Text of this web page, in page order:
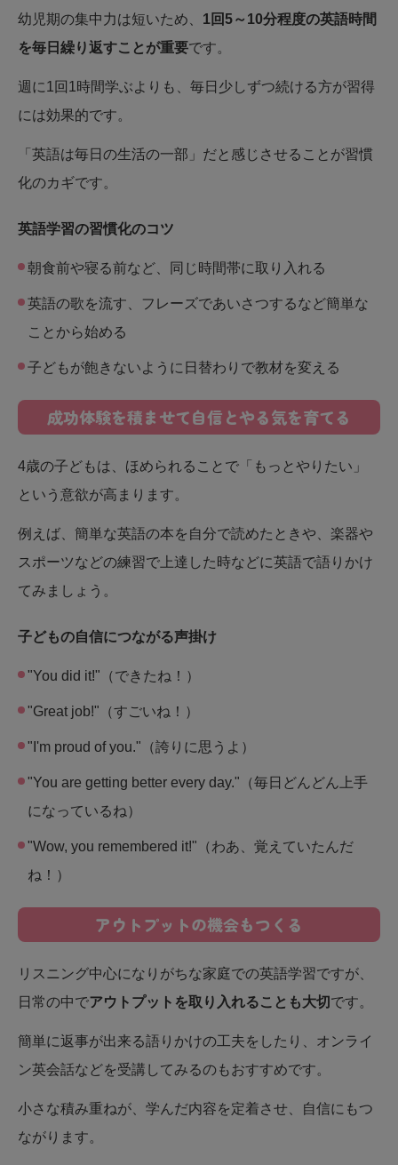
幼児期の集中力は短いため、 1回5～10分程度の英語時間
を毎日繰り返すことが重要です。
週に1回1時間学ぶよりも、毎日少しずつ続ける方が習得
には効果的です。
「英語は毎日の生活の一部」だと感じさせることが習慣
化のカギです。
英語学習の習慣化のコツ
朝食前や寝る前など、同じ時間帯に取り入れる
英語の歌を流す、フレーズであいさつするなど簡単な
ことから始める
子どもが飽きないように日替わりで教材を変える
成功体験を積ませて自信とやる気を育てる
4歳の子どもは、ほめられることで「もっとやりたい」
という意欲が高まります。
例えば、簡単な英語の本を自分で読めたときや、楽器や
スポーツなどの練習で上達した時などに英語で語りかけ
てみましょう。
子どもの自信につながる声掛け
"You did it!"（できたね！）
"Great job!"（すごいね！）
"I'm proud of you."（誇りに思うよ）
"You are getting better every day."（毎日どんどん上手
になっているね）
"Wow, you remembered it!"（わあ、覚えていたんだ
ね！）
アウトプットの機会もつくる
リスニング中心になりがちな家庭での英語学習ですが、
日常の中でアウトプットを取り入れることも大切 です。
簡単に返事が出来る語りかけの工夫をしたり、オンライ
ン英会話などを受講してみるのもおすすめです。
小さな積み重ねが、学んだ内容を定着させ、自信にもつ
ながります。